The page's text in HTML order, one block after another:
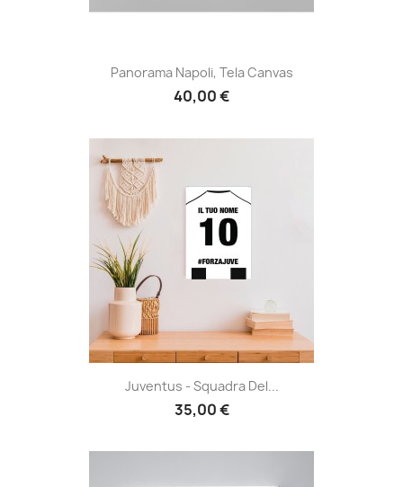
Panorama Napoli, Tela Canvas
40,00 €
Juventus - Squadra Del...
35,00 €